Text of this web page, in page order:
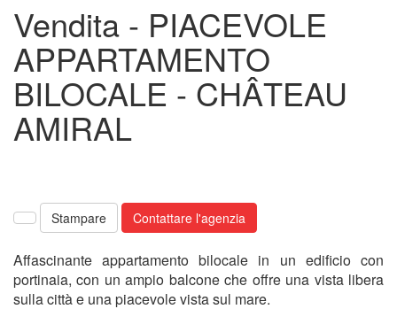
Vendita - PIACEVOLE
APPARTAMENTO
BILOCALE - CHÂTEAU
AMIRAL
Stampare Contattare l'agenzia
Affascinante appartamento bilocale in un edificio con
portinaia, con un ampio balcone che offre una vista libera
sulla città e una piacevole vista sul mare.